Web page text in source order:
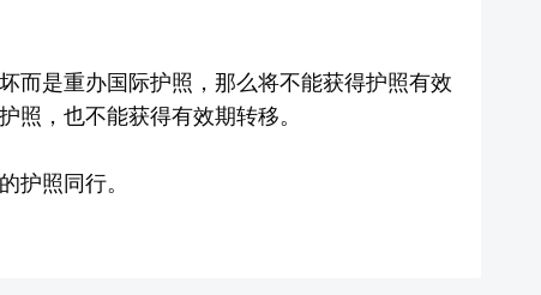
而是重办国际护照，那么将不能获得护照有效
照，也不能获得有效期转移。
护照同行。